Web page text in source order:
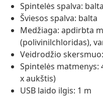
Spintelės spalva: balta
Šviesos spalva: balta
Medžiaga: apdirbta
(polivinilchloridas),
Veidrodžio
Spintelės matmenys:
x aukštis)
USB laido ilgis: 1 m